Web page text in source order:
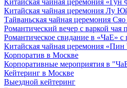
Китайская чайная церемония «Гун
Китайская чайная церемония Лу
Тайваньская чайная церемония
Романтический вечер с варкой
Романтическое свидание в «ЧаЕ»
Китайская чайная церемония «Пин
Корпоратив в Москве
Корпоративные мероприятия в
Кейтеринг в Москве
Выездной кейтеринг